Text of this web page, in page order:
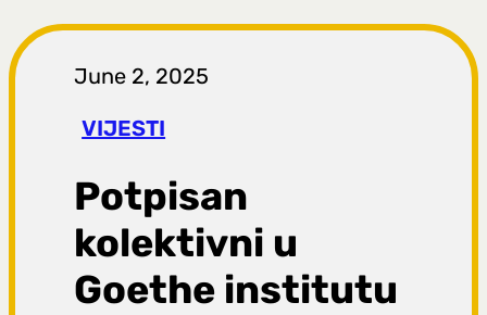
t
r
a
g
a
June 2, 2025
VIJESTI
Potpisan
kolektivni u
Goethe institutu